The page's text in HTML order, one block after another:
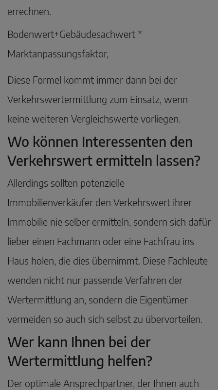
errechnen.
Bodenwert+Gebäudesachwert *
Marktanpassungsfaktor,
Diese Formel kommt immer dann bei der
Verkehrswertermittlung zum Einsatz, wenn
keine weiteren Vergleichswerte vorliegen.
Wo können Interessenten den
Verkehrswert ermitteln lassen?
Allerdings sollten potenzielle
Immobilienverkäufer den Verkehrswert ihrer
Immobilie nie selber ermitteln, sondern sich dafür
lieber einen Fachmann oder eine Fachfrau ins
Haus holen, die dies übernimmt. Diese Fachleute
wenden nicht nur passende Verfahren der
Wertermittlung an, sondern die Eigentümer
vermeiden so auch sich selbst zu übervorteilen.
Wer kann Ihnen bei der
Wertermittlung helfen?
Der optimale Ansprechpartner, der Ihnen auch